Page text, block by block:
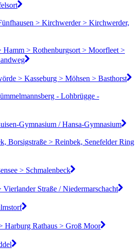
> Kirchwerder > Kirchwerder,
Hamm > Rothenburgsort > Moorfleet >
> Kasseburg > Möhsen > Basthorst
- Lohbrügge -
Gymnasium / Hansa-Gymnasium
Borsigstraße > Reinbek, Senefelder Ring
> Schmalenbeck
Vierlander Straße / Niedermarschacht
Harburg Rathaus > Groß Moor